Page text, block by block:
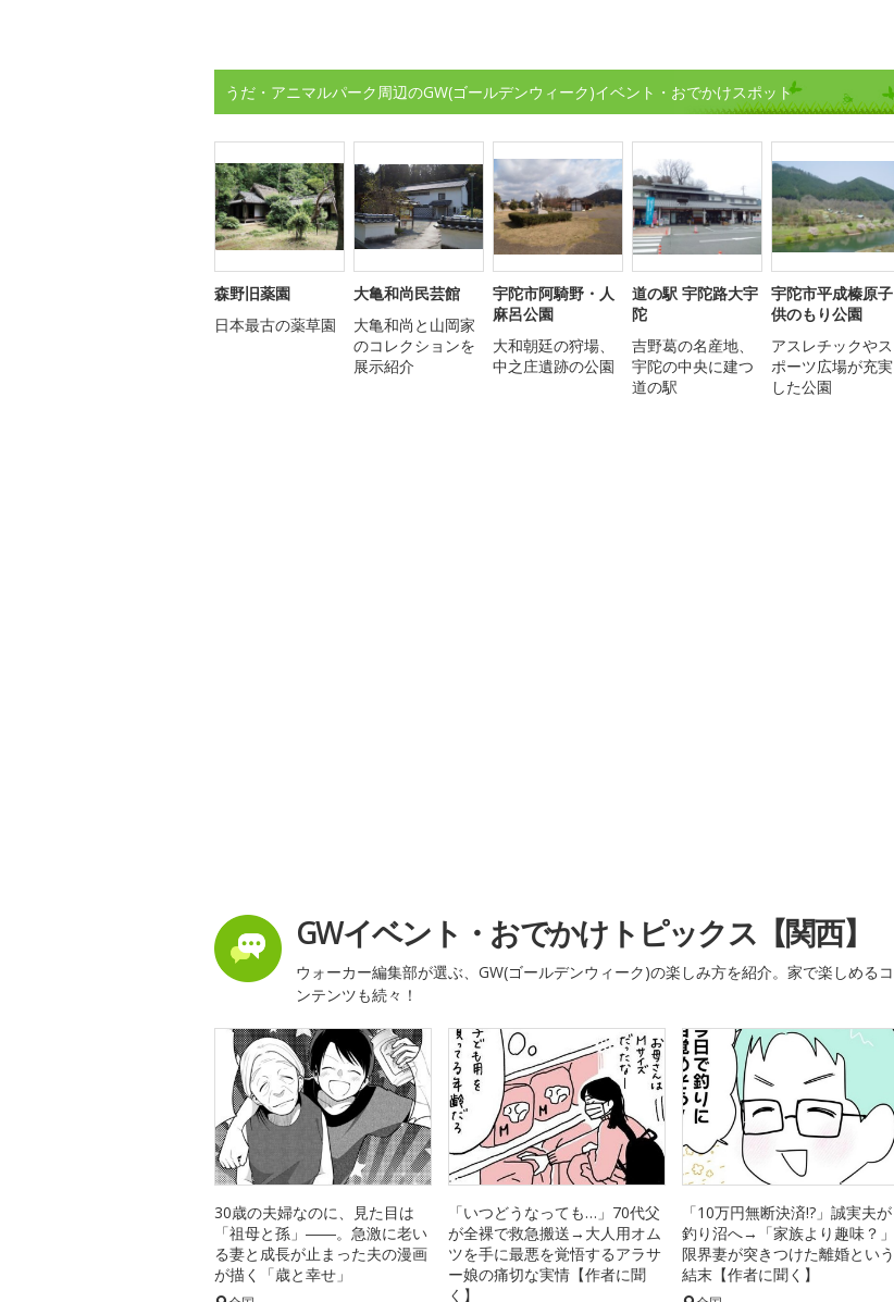
うだ・アニマルパーク周辺のGW(ゴールデンウィーク)イベント・おでかけスポット
森野旧薬園
日本最古の薬草園
大亀和尚民芸館
大亀和尚と山岡家
のコレクションを
展示紹介
宇陀市阿騎野・人
麻呂公園
大和朝廷の狩場、
中之庄遺跡の公園
道の駅 宇陀路大宇
陀
吉野葛の名産地、
宇陀の中央に建つ
道の駅
宇陀市平成榛原子
供のもり公園
アスレチックやス
ポーツ広場が充実
した公園
GWイベント・おでかけトピックス【関西】
ウォーカー編集部が選ぶ、GW(ゴールデンウィーク)の楽しみ方を紹介。家で楽しめるコ
ンテンツも続々！
30歳の夫婦なのに、見た目は
「祖母と孫」――。急激に老い
る妻と成長が止まった夫の漫画
が描く「歳と幸せ」
「いつどうなっても…」70代父
が全裸で救急搬送→大人用オム
ツを手に最悪を覚悟するアラサ
ー娘の痛切な実情【作者に聞
く】
「10万円無断決済!?」誠実夫が
釣り沼へ→「家族より趣味？」
限界妻が突きつけた離婚という
結末【作者に聞く】